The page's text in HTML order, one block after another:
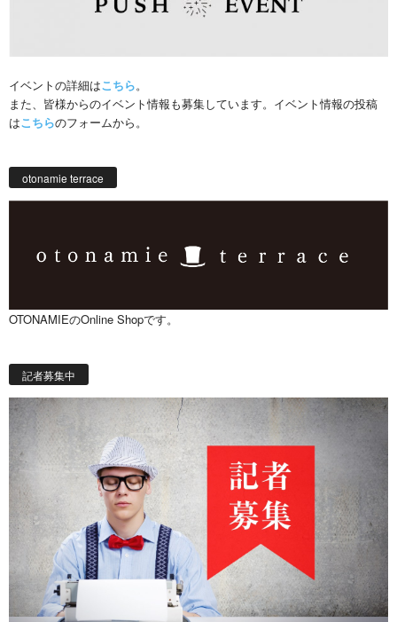
イベントの詳細はこちら。
また、皆様からのイベント情報も募集しています。イベント情報の投稿
はこちらのフォームから。
otonamie terrace
OTONAMIEのOnline Shopです。
記者募集中